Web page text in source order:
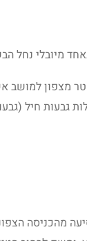
מיובלי נחל
נגזר שם הנחל ,ממוקמת כ-3
גבעות חיל
מהכניסה